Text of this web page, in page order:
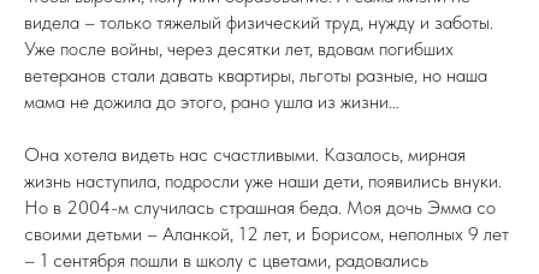
видела – только тяжелый физический труд, нужду и заботы.
Уже после войны, через десятки лет, вдовам погибших
ветеранов стали давать квартиры, льготы разные, но наша
мама не дожила до этого, рано ушла из жизни…
Она хотела видеть нас счастливыми. Казалось, мирная
жизнь наступила, подросли уже наши дети, появились внуки.
Но в 2004-м случилась страшная беда. Моя дочь Эмма со
своими детьми – Аланкой, 12 лет, и Борисом, неполных 9 лет
– 1 сентября пошли в школу с цветами, радовались